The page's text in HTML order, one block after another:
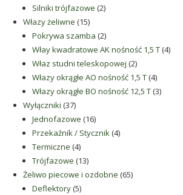
Silniki trójfazowe 22
Włazy żeliwne 1515
produktów
Pokrywa szamba 22
produkty
Włay kwadratowe AK nośność 1,5 T 44
Właz studni teleskopowej 22
produkty
Włazy okrągłe AO nośność 1,5 T 44
produkty
Włazy okrągłe BO nośność 12,5 T 33
Wyłączniki 3737
produktów
Jednofazowe 1616
produktów
Przekaźnik / Stycznik 44
Termiczne 44
produkty
Trójfazowe 1313
produktów
Żeliwo piecowe i ozdobne 6565
Deflektory 55